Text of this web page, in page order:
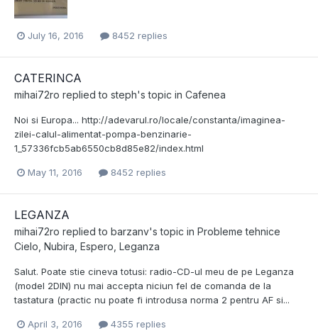
July 16, 2016 8452 replies
CATERINCA
mihai72ro replied to steph's topic in Cafenea
Noi si Europa... http://adevarul.ro/locale/constanta/imaginea-
zilei-calul-alimentat-pompa-benzinarie-
1_57336fcb5ab6550cb8d85e82/index.html
May 11, 2016 8452 replies
LEGANZA
mihai72ro replied to barzanv's topic in Probleme tehnice
Cielo, Nubira, Espero, Leganza
Salut. Poate stie cineva totusi: radio-CD-ul meu de pe Leganza
(model 2DIN) nu mai accepta niciun fel de comanda de la
tastatura (practic nu poate fi introdusa norma 2 pentru AF si...
April 3, 2016 4355 replies